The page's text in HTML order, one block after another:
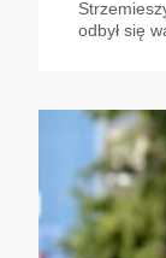
odbył się